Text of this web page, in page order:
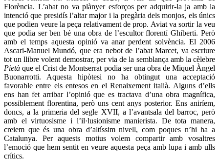
Florència. L’abat no va plànyer esforços per adquirir-la ja amb la
intenció que presidís l’altar major i la pregària dels monjos, els únics
que podien veure la peça relativament de prop. Aviat va sortir la veu
que podia ser ben bé una obra de l’escultor florentí Ghiberti. Però
amb el temps aquesta opinió va anar perdent solvència. El 2006
Ascari-Manuel Mundó, que era nebot de l’abat Marcet, va escriure
tot un llibre volent demostrar, per via de la semblança amb la cèlebre
Pietà que el Crist de Montserrat podia ser una obra de Miquel Àngel
Buonarrotti. Aquesta hipòtesi no ha obtingut una acceptació
favorable entre els entesos en el Renaixement italià. Alguns d’ells
ens han fet arribar l’opinió que es tractava d’una obra magnífica,
possiblement florentina, però uns cent anys posterior. Ens aniríem,
doncs, a la primeria del segle XVII, a l’avantsala del barroc, però
amb el virtuosisme i l’il·lusionisme manierista. De tota manera,
creiem que és una obra d’altíssim nivell, com poques n’hi ha a
Catalunya. Per aquests motius volem compartir amb vosaltres
l’emoció que hem sentit en veure aquesta peça amb lupa i amb ulls
crítics.